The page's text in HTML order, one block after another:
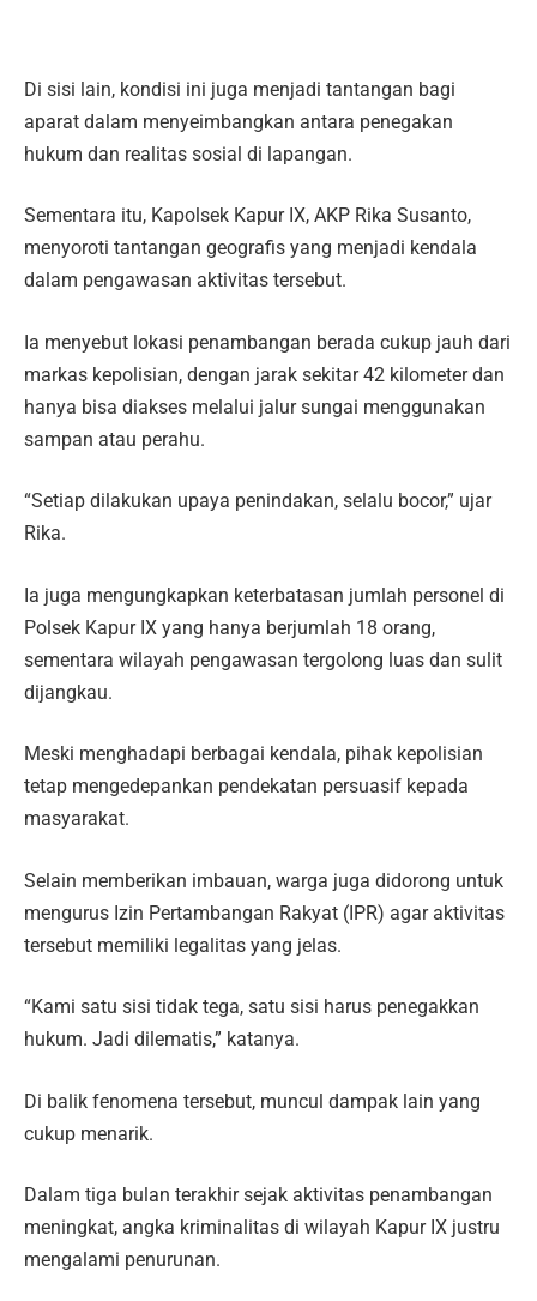
Di sisi lain, kondisi ini juga menjadi tantangan bagi
aparat dalam menyeimbangkan antara penegakan
hukum dan realitas sosial di lapangan.
Sementara itu, Kapolsek Kapur IX, AKP Rika Susanto,
menyoroti tantangan geografis yang menjadi kendala
dalam pengawasan aktivitas tersebut.
Ia menyebut lokasi penambangan berada cukup jauh dari
markas kepolisian, dengan jarak sekitar 42 kilometer dan
hanya bisa diakses melalui jalur sungai menggunakan
sampan atau perahu.
“Setiap dilakukan upaya penindakan, selalu bocor,” ujar
Rika.
Ia juga mengungkapkan keterbatasan jumlah personel di
Polsek Kapur IX yang hanya berjumlah 18 orang,
sementara wilayah pengawasan tergolong luas dan sulit
dijangkau.
Meski menghadapi berbagai kendala, pihak kepolisian
tetap mengedepankan pendekatan persuasif kepada
masyarakat.
Selain memberikan imbauan, warga juga didorong untuk
mengurus Izin Pertambangan Rakyat (IPR) agar aktivitas
tersebut memiliki legalitas yang jelas.
“Kami satu sisi tidak tega, satu sisi harus penegakkan
hukum. Jadi dilematis,” katanya.
Di balik fenomena tersebut, muncul dampak lain yang
cukup menarik.
Dalam tiga bulan terakhir sejak aktivitas penambangan
meningkat, angka kriminalitas di wilayah Kapur IX justru
mengalami penurunan.